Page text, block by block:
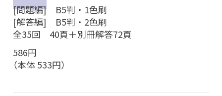
[問題編] B5判・1色刷
[解答編] B5判・2色刷
全35回 40頁＋別冊解答72頁
586円
（本体 533円）